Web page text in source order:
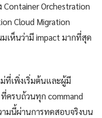
Container Orchestration
Cloud Migration
เห็นว่ามี impact มากที่สุด
ที่เพิ่งเริ่มต้นและผู้มี
ครบถ้วนทุก command
มนี้ผ่านการทดสอบจริงบน